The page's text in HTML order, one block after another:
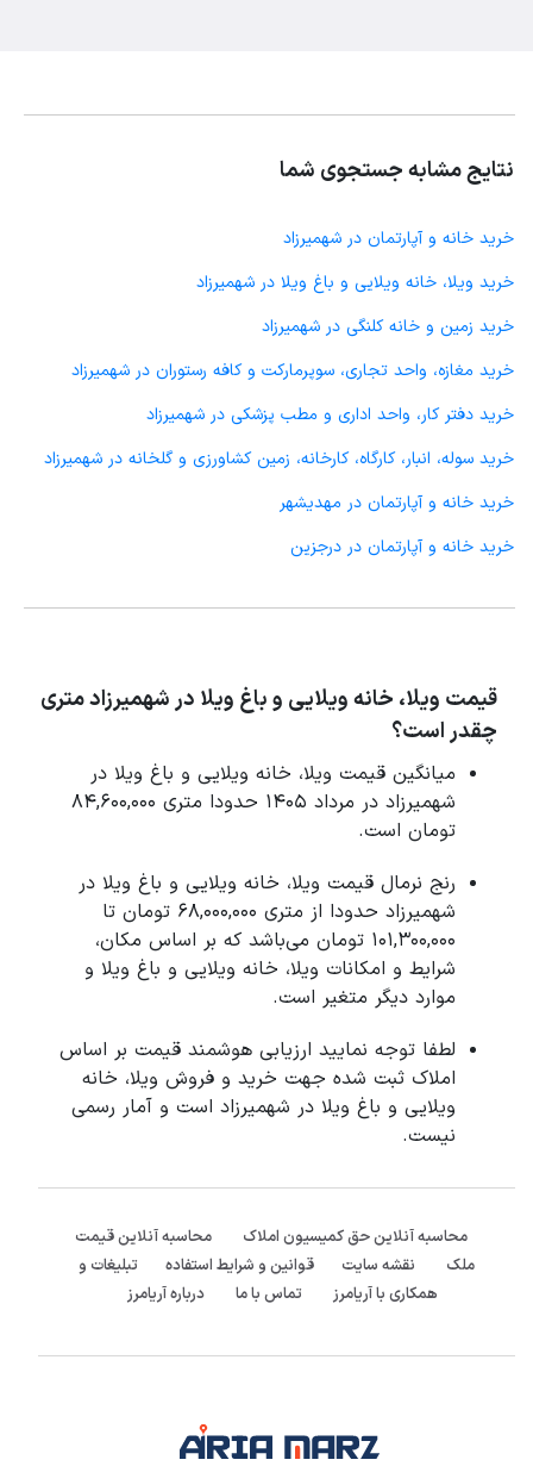
نتایج مشابه جستجوی شما
خرید خانه و آپارتمان در شهمیرزاد
خرید ویلا، خانه ویلایی و باغ ویلا در شهمیرزاد
خرید زمین و خانه کلنگی در شهمیرزاد
خرید مغازه، واحد تجاری، سوپرمارکت و کافه رستوران در شهمیرزاد
خرید دفتر کار، واحد اداری و مطب پزشکی در شهمیرزاد
خرید سوله، انبار، کارگاه، کارخانه، زمین کشاورزی و گلخانه در شهمیرزاد
خرید خانه و آپارتمان در مهدیشهر
خرید خانه و آپارتمان در درجزین
قیمت ویلا، خانه ویلایی و باغ ویلا در شهمیرزاد متری
چقدر است؟
میانگین قیمت ویلا، خانه ویلایی و باغ ویلا در
شهمیرزاد در مرداد 1405 حدودا متری 84,600,000
تومان است.
رنج نرمال قیمت ویلا، خانه ویلایی و باغ ویلا در
شهمیرزاد حدودا از متری 68,000,000 تومان تا
101,300,000 تومان می‌باشد که بر اساس مکان،
شرایط و امکانات ویلا، خانه ویلایی و باغ ویلا و
موارد دیگر متغیر است.
لطفا توجه نمایید ارزیابی هوشمند قیمت بر اساس
املاک ثبت شده جهت خرید و فروش ویلا، خانه
ویلایی و باغ ویلا در شهمیرزاد است و آمار رسمی
نیست.
محاسبه آنلاین حق کمیسیون املاک
محاسبه آنلاین قیمت
ملک
نقشه سایت قوانین و شرایط استفاده
تبلیغات و
همکاری با آریامرز
تماس با ما درباره آریامرز